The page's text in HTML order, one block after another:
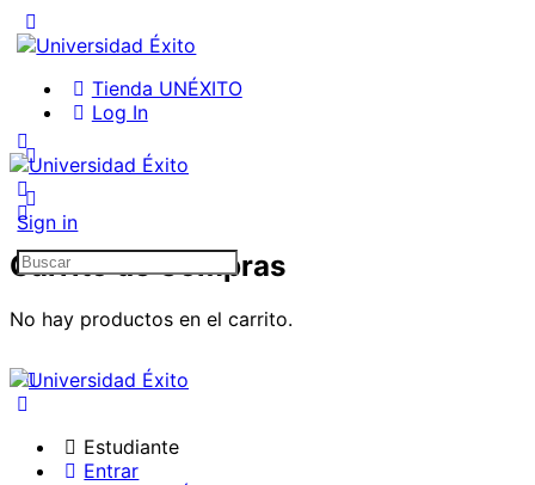
Tienda UNÉXITO
Log In
Sign in
Carrito de Compras
No hay productos en el carrito.
Search
for:
Estudiante
Entrar